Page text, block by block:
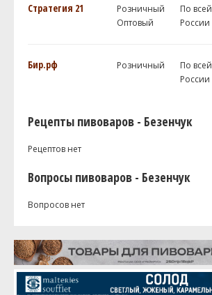
Стратегия 21
Розничный
Оптовый
По всей
России
Бир.рф Розничный
По всей
России
Рецепты пивоваров - Безенчук
Рецептов нет
Вопросы пивоваров - Безенчук
Вопросов нет